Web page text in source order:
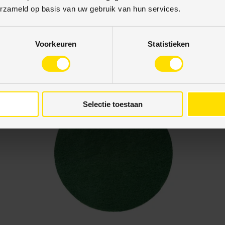
op basis van uw gebruik van hun services.
Voorkeuren Statistieken
Selectie toestaan
€7,50 €8,00
63% korting